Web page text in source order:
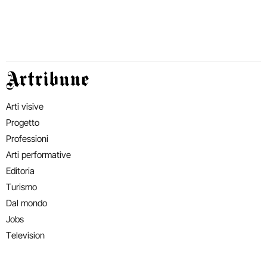
Artribune
Arti visive
Progetto
Professioni
Arti performative
Editoria
Turismo
Dal mondo
Jobs
Television